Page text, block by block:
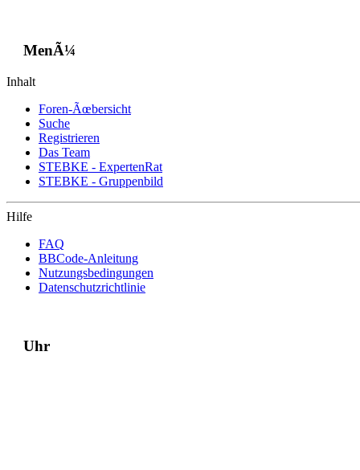
MenÃ¼
Inhalt
Foren-Ãœbersicht
Suche
Registrieren
Das Team
STEBKE - ExpertenRat
STEBKE - Gruppenbild
Hilfe
FAQ
BBCode-Anleitung
Nutzungsbedingungen
Datenschutzrichtlinie
Uhr